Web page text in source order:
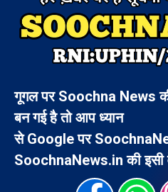
गूगल पर Soochna News
बन गई है तो आप ध्यान
से Google पर
SoochnaNews.in की